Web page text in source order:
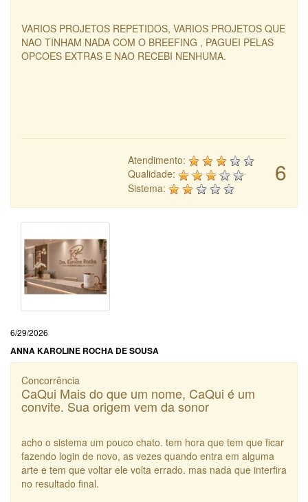
VARIOS PROJETOS REPETIDOS, VARIOS PROJETOS QUE
NAO TINHAM NADA COM O BREEFING , PAGUEI PELAS
OPCOES EXTRAS E NAO RECEBI NENHUMA.
6
Atendimento:
Qualidade:
Sistema:
6/29/2026
ANNA KAROLINE ROCHA DE SOUSA
Concorrência
CaQui Mais do que um nome, CaQui é um
convite. Sua origem vem da sonor
acho o sistema um pouco chato. tem hora que tem que ficar
fazendo login de novo, as vezes quando entra em alguma
arte e tem que voltar ele volta errado. mas nada que interfira
no resultado final.